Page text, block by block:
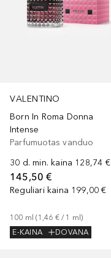
VALENTINO
Born In Roma Donna
Intense
Parfumuotas vanduo
30 d. min. kaina 128,74 €
145,50 €
Reguliari kaina 199,00 €
100 ml (1,46 € / 1 ml)
E-KAINA
DOVANA